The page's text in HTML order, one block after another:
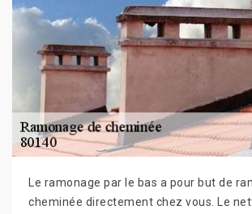
Le ramonage par le bas a pour but de
cheminée directement chez vous. Le